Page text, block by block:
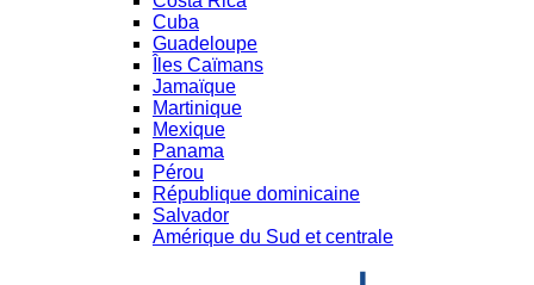
Cuba
Guadeloupe
Îles Caïmans
Jamaïque
Martinique
Mexique
Panama
Pérou
République dominicaine
Salvador
Amérique du Sud et centrale